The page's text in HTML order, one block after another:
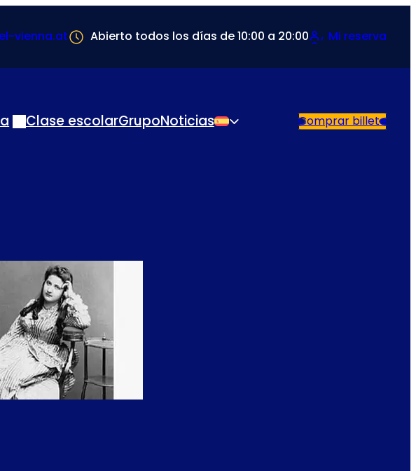
vienna.at Abierto todos los días de 10:00 a 20:00 Mi reserva
Clase escolarGrupoNoticias Español Comprar billete